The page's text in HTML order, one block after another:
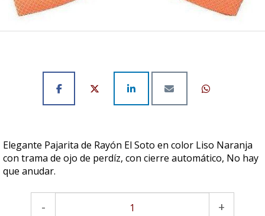
Elegante Pajarita de Rayón El Soto en color Liso Naranja
con trama de ojo de perdíz, con cierre automático, No hay
que anudar.
- +